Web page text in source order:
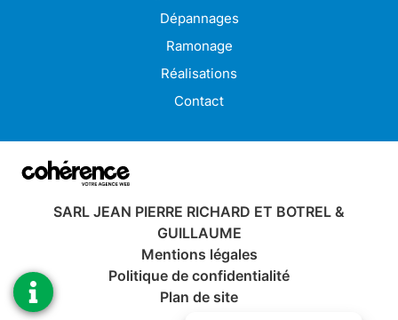
Dépannages
Ramonage
Réalisations
Contact
SARL JEAN PIERRE RICHARD ET BOTREL &
GUILLAUME
Mentions légales
Politique de confidentialité
Plan de site